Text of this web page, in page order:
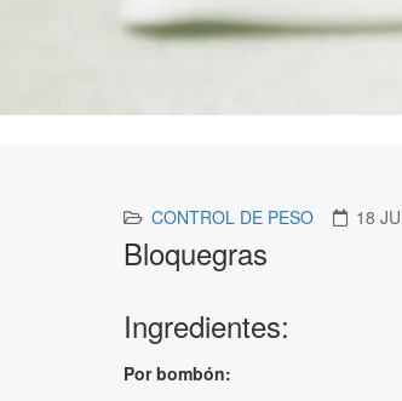
CONTROL DE PESO 18
Bloquegras
Ingredientes:
Por bombón: